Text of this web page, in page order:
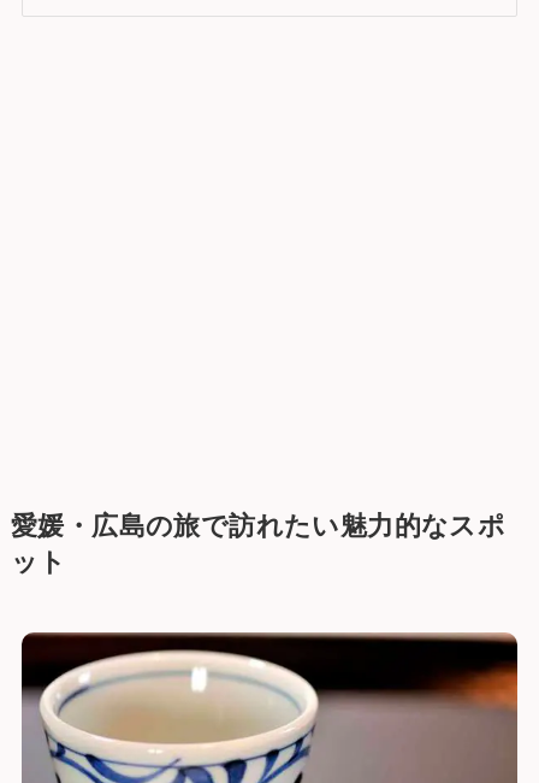
愛媛・広島の旅で訪れたい魅力的なスポ
ット